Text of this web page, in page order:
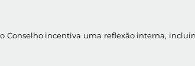
Conselho incentiva uma reflexão interna,